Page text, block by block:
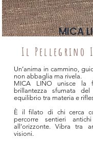
MICA
Il Pellegrino
Un’anima in cammino,
non abbaglia ma rivela.
MICA LINO unisce la
brillantezza sfumata
equilibrio tra materia e
È il filato di chi cerca
percorre sentieri
all’orizzonte. Vibra tra
visioni.